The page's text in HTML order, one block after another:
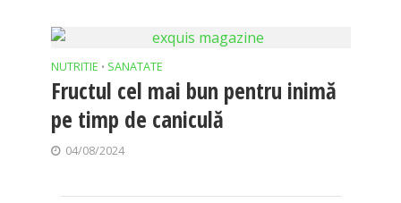
NUTRITIE • SANATATE
Fructul cel mai bun pentru inimă
pe timp de caniculă
04/08/2024